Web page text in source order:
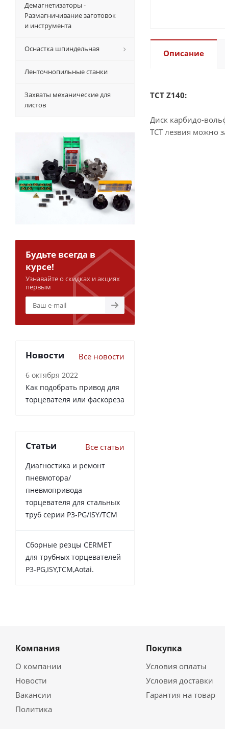
Описание
TCT Z140:
Диск карбидо-
TCT лезвия можно
Демагнетизаторы -
Размагничивание заготовок
и инструмента
Оснастка шпиндельная
Ленточнопильные станки
Захваты механические для
листов
Будьте всегда в
курсе!
Узнавайте о скидках и акциях
первым
Новости Все новости
6 октября 2022
Как подобрать привод для
торцевателя или фаскореза
Статьи Все статьи
Диагностика и ремонт
пневмотора/
пневмопривода
торцевателя для стальных
труб серии P3-PG/ISY/TCM
Сборные резцы CERMET
для трубных торцевателей
P3-PG,ISY,TCM,Aotai.
Компания
О компании
Новости
Вакансии
Политика
Покупка
Условия оплаты
Условия доставки
Гарантия на товар